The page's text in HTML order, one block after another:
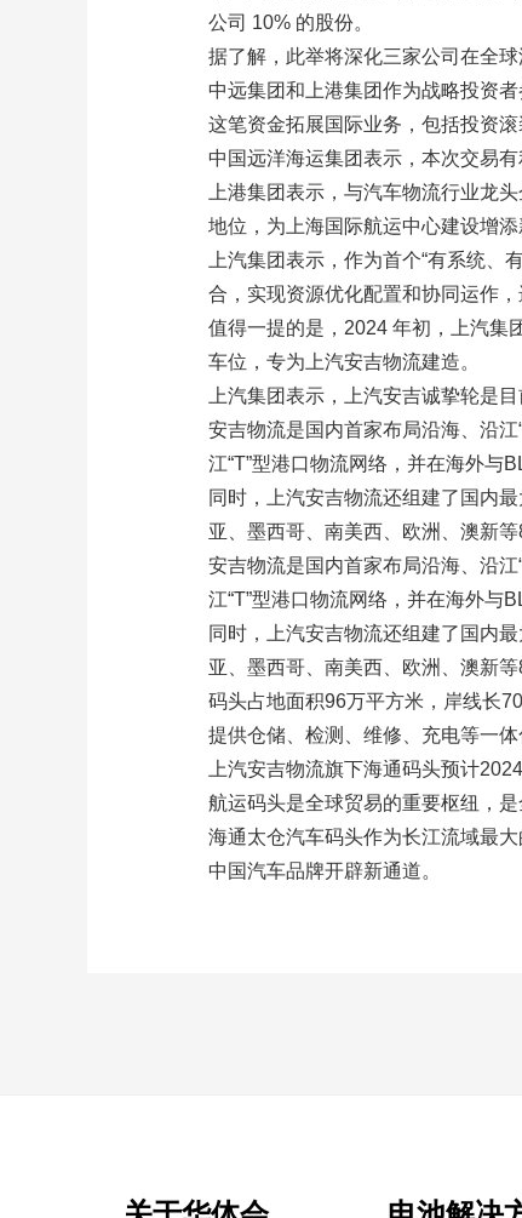
公司 10% 的股份。
据了解，此举将深化三家公司在全
中远集团和上港集团作为战略投资
这笔资金拓展国际业务，包括投资滚
中国远洋海运集团表示，本次交易
上港集团表示，与汽车物流行业龙
地位，为上海国际航运中心建设增添
上汽集团表示，作为首个“有系统
合，实现资源优化配置和协同运作
值得一提的是，2024 年初，上汽集
车位，专为上汽安吉物流建造。
上汽集团表示，上汽安吉诚挚轮是
安吉物流是国内首家布局沿海、沿
江“T”型港口物流网络，并在海外与
同时，上汽安吉物流还组建了国内
亚、墨西哥、南美西、欧洲、澳新等
安吉物流是国内首家布局沿海、沿
江“T”型港口物流网络，并在海外与
同时，上汽安吉物流还组建了国内
亚、墨西哥、南美西、欧洲、澳新等
码头占地面积96万平方米，岸线长
提供仓储、检测、维修、充电等一体
上汽安吉物流旗下海通码头预计
航运码头是全球贸易的重要枢纽，
海通太仓汽车码头作为长江流域最
中国汽车品牌开辟新通道。